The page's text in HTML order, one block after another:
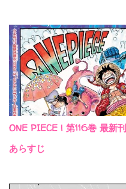
ONE PIECE | 第116巻 最新
あらすじ